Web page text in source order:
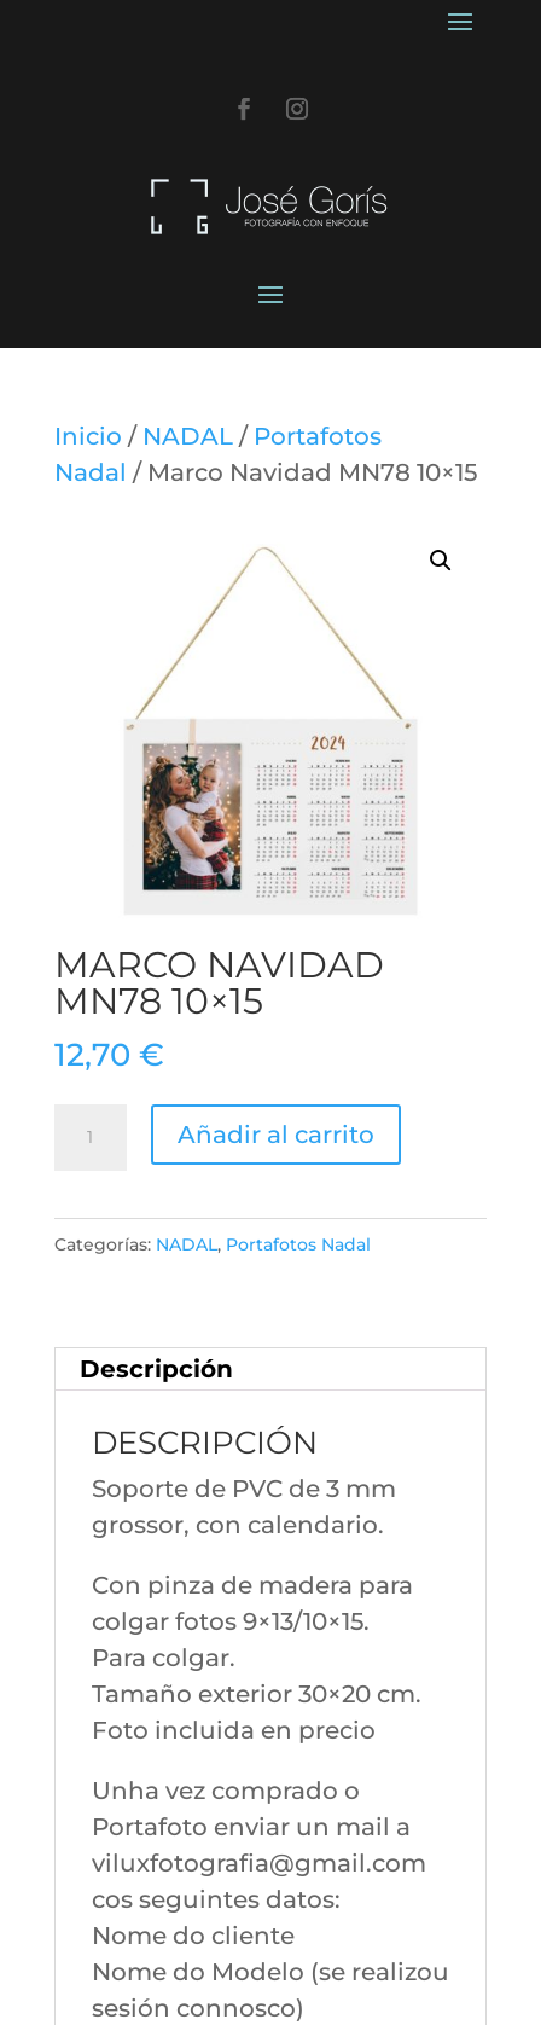
Inicio / NADAL/ Portafotos
Nadal / Marco Navidad MN78 10×15
MARCO NAVIDAD
MN78 10×15
12,70 €
Navidad
Añadir al carrito
Categorías: NADAL, Portafotos Nadal
Descripción
DESCRIPCIÓN
Soporte de PVC de 3 mm
grossor, con calendario.
Con pinza de madera para
colgar fotos 9×13/10×15.
Para colgar.
Tamaño exterior 30×20 cm.
Foto incluida en precio
Unha vez comprado o
Portafoto enviar un mail a
viluxfotografia@gmail.com
cos seguintes datos:
Nome do cliente
Nome do Modelo (se realizou
sesión connosco)